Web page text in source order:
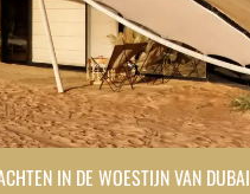
IN DE WOESTIJN VAN DUBAI